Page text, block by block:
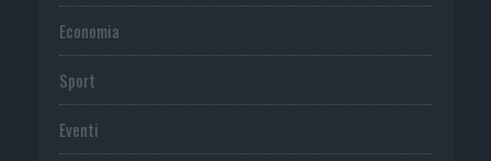
Economia
Sport
Eventi